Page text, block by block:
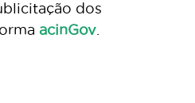
dos
acinGov